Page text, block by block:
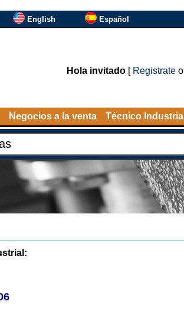
English Español
Hola invitado[ Registrateo
Negocios a la venta Técnico Industrial